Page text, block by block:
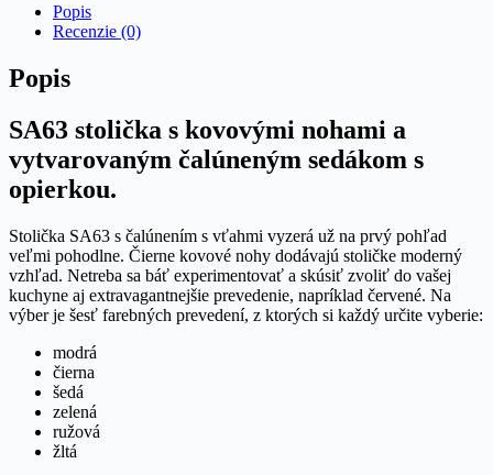
Popis
Recenzie (0)
Popis
SA63 stolička s kovovými nohami a
vytvarovaným čalúneným sedákom s
opierkou.
Stolička SA63 s čalúnením s vťahmi vyzerá už na prvý pohľad
veľmi pohodlne. Čierne kovové nohy dodávajú stoličke moderný
vzhľad. Netreba sa báť experimentovať a skúsiť zvoliť do vašej
kuchyne aj extravagantnejšie prevedenie, napríklad červené. Na
výber je šesť farebných prevedení, z ktorých si každý určite vyberie:
modrá
čierna
šedá
zelená
ružová
žltá